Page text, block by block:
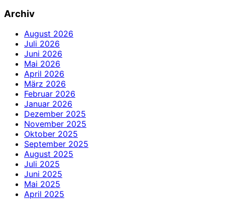
Archiv
August 2026
Juli 2026
Juni 2026
Mai 2026
April 2026
März 2026
Februar 2026
Januar 2026
Dezember 2025
November 2025
Oktober 2025
September 2025
August 2025
Juli 2025
Juni 2025
Mai 2025
April 2025